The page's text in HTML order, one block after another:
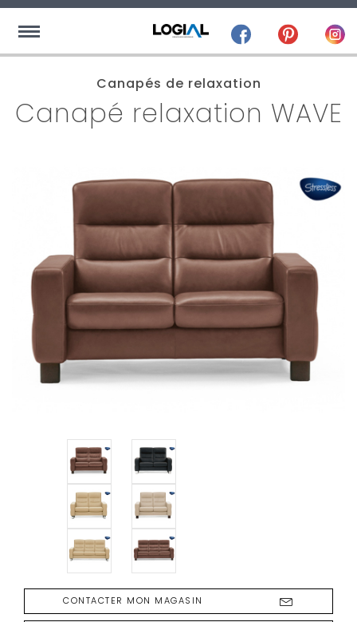
Canapés de relaxation
Canapé relaxation WAVE
CONTACTER MON MAGASIN